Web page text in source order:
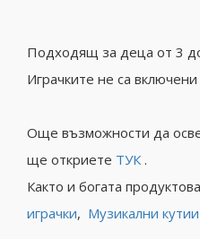
Подходящ за деца от 3
Играчките не са
Още възможности да
ще откриете ТУК.
Както и богата
играчки, Музикални кутии